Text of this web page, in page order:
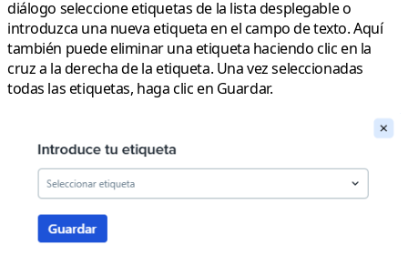
diálogo seleccione etiquetas de la lista desplegable o
introduzca una nueva etiqueta en el campo de texto. Aquí
también puede eliminar una etiqueta haciendo clic en la
cruz a la derecha de la etiqueta. Una vez seleccionadas
todas las etiquetas, haga clic en Guardar.